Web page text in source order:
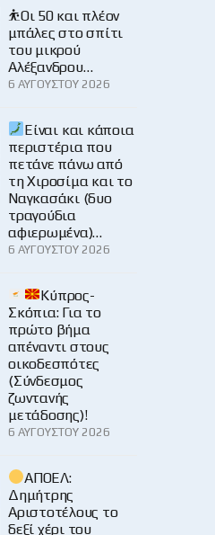
⛹️Οι 50 και πλέον
μπάλες στο σπίτι
του μικρού
Αλέξανδρου…
6 ΑΥΓΟΎΣΤΟΥ 2026
Είναι και κάποια
περιστέρια που
πετάνε πάνω από
τη Χιροσίμα και το
Ναγκασάκι (δυο
τραγούδια
αφιερωμένα)…
6 ΑΥΓΟΎΣΤΟΥ 2026
Κύπρος-
Σκόπια: Για το
πρώτο βήμα
απέναντι στους
οικοδεσπότες
(Σύνδεσμος
ζωντανής
μετάδοσης)!
6 ΑΥΓΟΎΣΤΟΥ 2026
ΑΠΟΕΛ:
Δημήτρης
Αριστοτέλους το
δεξί χέρι του